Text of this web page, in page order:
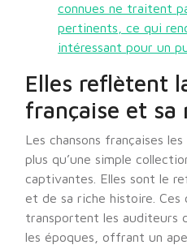
connues ne traitent
pertinents, ce qui
intéressant pour un
Elles reflètent
française et sa
Les chansons françaises
plus qu’une simple
captivantes. Elles sont le
et de sa riche histoire. Ces
transportent les auditeurs
les époques, offrant un